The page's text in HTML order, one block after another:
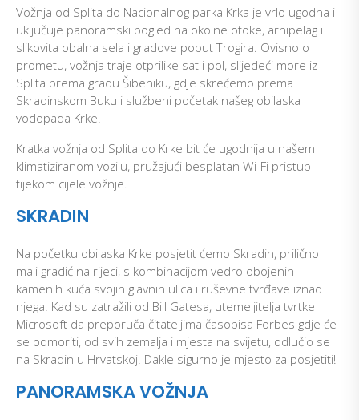
Vožnja od Splita do Nacionalnog parka Krka je vrlo ugodna i
uključuje panoramski pogled na okolne otoke, arhipelag i
slikovita obalna sela i gradove poput Trogira. Ovisno o
prometu, vožnja traje otprilike sat i pol, slijedeći more iz
Splita prema gradu Šibeniku, gdje skrećemo prema
Skradinskom Buku i službeni početak našeg obilaska
vodopada Krke.
Kratka vožnja od Splita do Krke bit će ugodnija u našem
klimatiziranom vozilu, pružajući besplatan Wi-Fi pristup
tijekom cijele vožnje.
SKRADIN
Na početku obilaska Krke posjetit ćemo Skradin, prilično
mali gradić na rijeci, s kombinacijom vedro obojenih
kamenih kuća svojih glavnih ulica i ruševne tvrđave iznad
njega. Kad su zatražili od Bill Gatesa, utemeljitelja tvrtke
Microsoft da preporuča čitateljima časopisa Forbes gdje će
se odmoriti, od svih zemalja i mjesta na svijetu, odlučio se
na Skradin u Hrvatskoj. Dakle sigurno je mjesto za posjetiti!
PANORAMSKA VOŽNJA